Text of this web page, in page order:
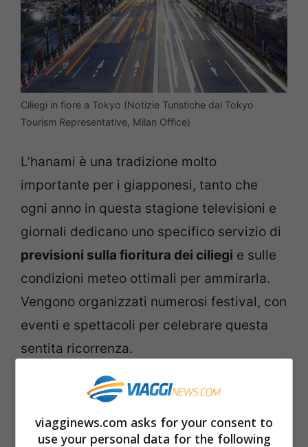
Ciliegi in fiore a Tokyo (Notizie Turistiche dal Tokyo
Tourism Representative, Milan Office)
L’hanami è una tradizione molto
importante per i giapponesi, tanto che
ogni anno in questa stagione televisioni e
giornali dedicano uno specifico servizio di
previsioni sulla fioritura dei ciliegi e sulle
condizioni meteo ottimali per ammirarla.
Vengono organizzati numerosi festival, con
eventi e spettacoli per celebrare questa
sentita ricorrenza.
viagginews.com asks for your consent to
use your personal data for the following